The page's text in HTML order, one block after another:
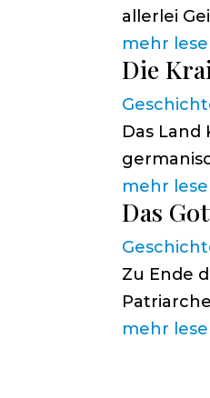
allerlei
mehr
Die
Das Land
mehr
Das
Zu Ende
mehr